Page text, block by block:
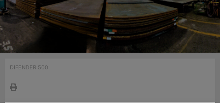
Simply enter the item you wish to find:
DIFENDER 500